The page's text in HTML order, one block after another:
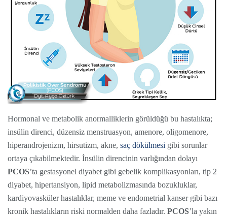
Hormonal ve metabolik anormalliklerin görüldüğü bu hastalıkta;
insülin direnci, düzensiz menstruasyon, amenore, oligomenore,
hiperandrojenizm, hirsutizm, akne, saç dökülmesi gibi sorunlar
ortaya çıkabilmektedir. İnsülin direncinin varlığından dolayı
PCOS’ta gestasyonel diyabet gibi gebelik komplikasyonları, tip 2
diyabet, hipertansiyon, lipid metabolizmasında bozukluklar,
kardiyovasküler hastalıklar, meme ve endometrial kanser gibi bazı
kronik hastalıkların riski normalden daha fazladır. PCOS’la yakın